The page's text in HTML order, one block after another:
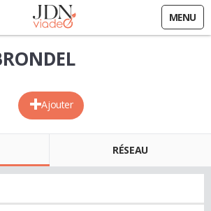
MENU
Ajouter
RÉSEAU